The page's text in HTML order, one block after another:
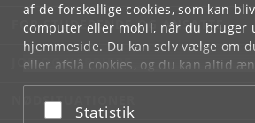
af de forskellige cookies, som kan
computer eller mobil, når du bruger
hjemmeside. Du kan selv vælge om
eller afslå cookies, og du kan altid
underCookie- og privatlivspolitik
bunden af hver side.
Acceptér eller afslå
Statistik
FOR STUDERENDE OG ANSATTE
JOB OG KARRIERE
NØDSITUATIONER